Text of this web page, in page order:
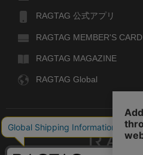
RAGTAG 公式アプリ
RAGTAG MEMBER'S CARD
RAGTAG MAGAZINE
RAGTAG Global